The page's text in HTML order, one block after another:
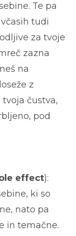
Te pa
tudi
za tvoje
zazna
na
z
čustva,
pod
effect):
ki so
nato pa
in temačne.